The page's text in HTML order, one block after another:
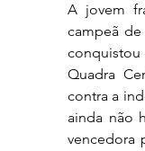
A jovem
campeã
Quadra
contra a
ainda não
vencedora